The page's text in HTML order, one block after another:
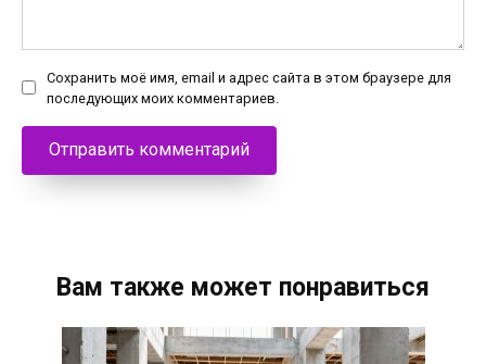
Сохранить моё имя, email и адрес сайта в этом браузере для
последующих моих комментариев.
Вам также может понравиться